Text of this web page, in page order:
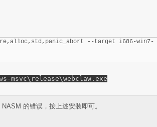
--target i686-win7-
msvc\release\webclaw.exe
NASM 的错误，按上述安装即可。